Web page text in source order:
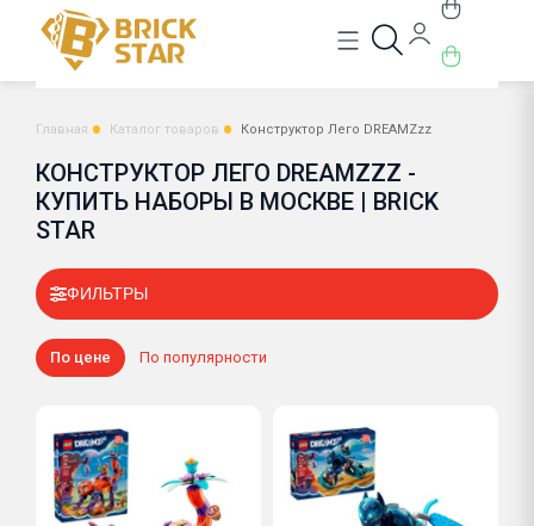
Главная Каталог товаров Конструктор Лего DREAMZzz
КОНСТРУКТОР ЛЕГО DREAMZZZ -
КУПИТЬ НАБОРЫ В МОСКВЕ | BRICK
STAR
ФИЛЬТРЫ
По цене По популярности